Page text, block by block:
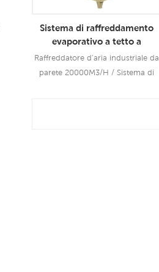
Sistema di raffreddamento
evaporativo a tetto a
risparmio energetico
Raffreddatori d'aria industriali
Raffreddatore d'aria industriale da
parete 20000M3/H / Sistema di